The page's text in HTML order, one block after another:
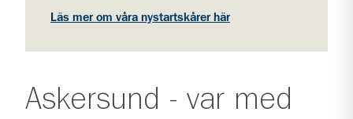
Läs mer om våra nystartskårer här
Askersund - var med